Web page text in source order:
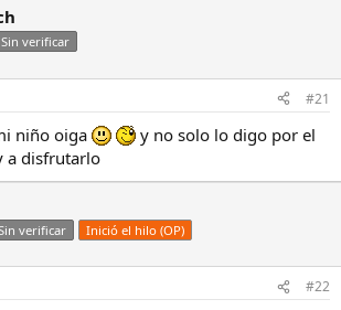
Sin verificar
#21
niño oiga
y no solo lo digo por el
a disfrutarlo
verificar Inició el hilo (OP)
#22